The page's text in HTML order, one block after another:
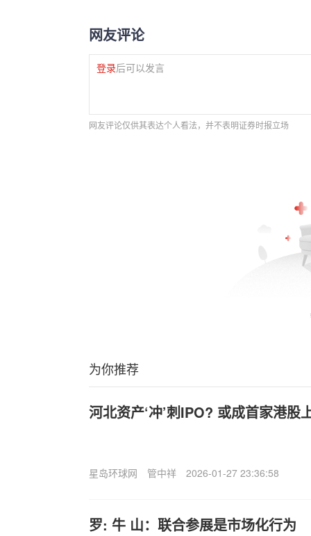
网友评论
登录后可以发言
网友评论仅供其表达个人看法，并不表明证券时报立场
为你推荐
河北资产‘冲’刺IPO? 或成首家港股
星岛环球网 管中祥 2026-01-27 23:36:58
罗: 牛 山：联合参展是市场化行为